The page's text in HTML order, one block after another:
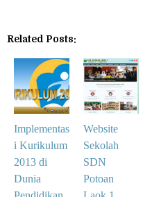
Related Posts:
Implementas
i Kurikulum
2013 di
Dunia
Website
Sekolah
SDN
Potoan